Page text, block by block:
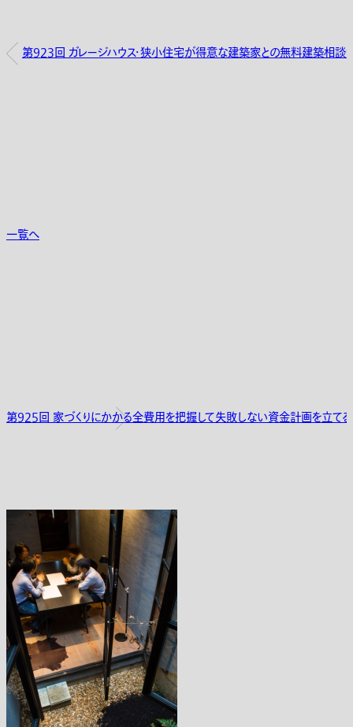
第923回 ガレージハウス・狭小住宅が得意な建築家との無料建築相談
一覧へ
第925回 家づくりにかかる全費用を把握して失敗しない資金計画を立てる